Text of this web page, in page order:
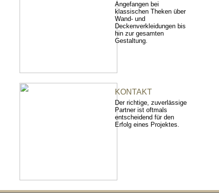
Angefangen bei
klassischen Theken über
Wand- und
Deckenverkleidungen bis
hin zur gesamten
Gestaltung.
KONTAKT
Der richtige, zuverlässige
Partner ist oftmals
entscheidend für den
Erfolg eines Projektes.